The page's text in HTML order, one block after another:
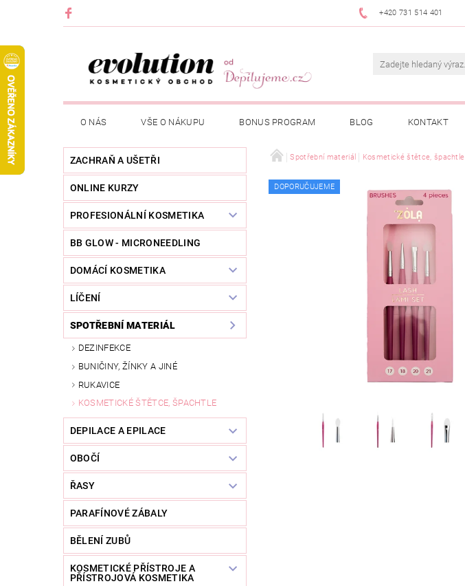
+420 731 514 401
O NÁS VŠE O NÁKUPU BONUS PROGRAM BLOG KONTAKT
ZACHRAŇ A UŠETŘI
ONLINE KURZY
PROFESIONÁLNÍ KOSMETIKA
BB GLOW - MICRONEEDLING
DOMÁCÍ KOSMETIKA
LÍČENÍ
SPOTŘEBNÍ MATERIÁL
DEZINFEKCE
BUNIČINY, ŽÍNKY A JINÉ
RUKAVICE
KOSMETICKÉ ŠTĚTCE, ŠPACHTLE
DEPILACE A EPILACE
OBOČÍ
ŘASY
PARAFÍNOVÉ ZÁBALY
BĚLENÍ ZUBŮ
KOSMETICKÉ PŘÍSTROJE A
PŘÍSTROJOVÁ KOSMETIKA
Spotřební materiál Kosmetické štětce, špachtle
DOPORUČUJEME